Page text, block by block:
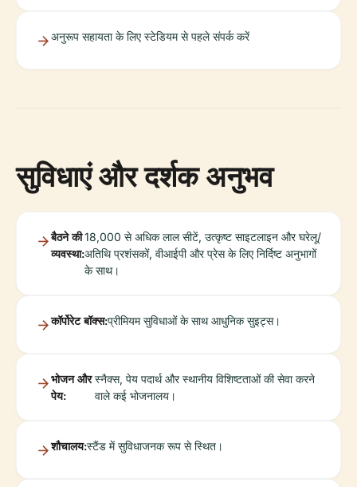
अनुरूप सहायता के लिए स्टेडियम से पहले संपर्क करें
सुविधाएं और दर्शक अनुभव
बैठने की
व्यवस्था:
18,000 से अधिक लाल सीटें, उत्कृष्ट साइटलाइन और घरेलू/
अतिथि प्रशंसकों, वीआईपी और प्रेस के लिए निर्दिष्ट अनुभागों
के साथ।
कॉर्पोरेट बॉक्स:प्रीमियम सुविधाओं के साथ आधुनिक सुइट्स।
भोजन और
पेय:
स्नैक्स, पेय पदार्थ और स्थानीय विशिष्टताओं की सेवा करने
वाले कई भोजनालय।
शौचालय:स्टैंड में सुविधाजनक रूप से स्थित।